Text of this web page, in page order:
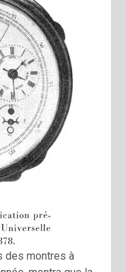
des montres à